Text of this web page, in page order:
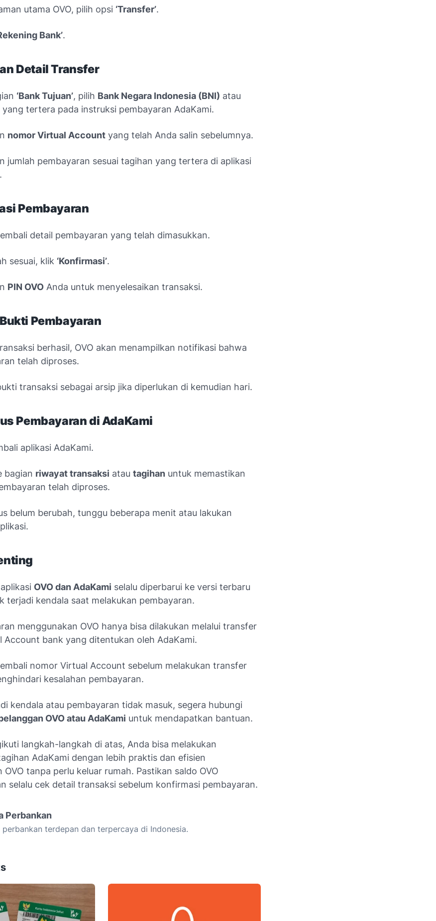
utama OVO, pilih opsi ‘Transfer’.
Bank’.
Detail Transfer
‘Bank Tujuan’, pilih Bank Negara Indonesia (BNI) atau
yang tertera pada instruksi pembayaran AdaKami.
nomor Virtual Account yang telah Anda salin sebelumnya.
jumlah pembayaran sesuai tagihan yang tertera di aplikasi
Pembayaran
detail pembayaran yang telah dimasukkan.
sesuai, klik ‘Konfirmasi’.
PIN OVO Anda untuk menyelesaikan transaksi.
Pembayaran
berhasil, OVO akan menampilkan notifikasi bahwa
telah diproses.
transaksi sebagai arsip jika diperlukan di kemudian hari.
Pembayaran di AdaKami
aplikasi AdaKami.
bagian riwayat transaksi atau tagihan untuk memastikan
telah diproses.
belum berubah, tunggu beberapa menit atau lakukan
OVO dan AdaKami selalu diperbarui ke versi terbaru
terjadi kendala saat melakukan pembayaran.
menggunakan OVO hanya bisa dilakukan melalui transfer
Account bank yang ditentukan oleh AdaKami.
nomor Virtual Account sebelum melakukan transfer
kesalahan pembayaran.
kendala atau pembayaran tidak masuk, segera hubungi
OVO atau AdaKami untuk mendapatkan bantuan.
langkah-langkah di atas, Anda bisa melakukan
AdaKami dengan lebih praktis dan efisien
OVO tanpa perlu keluar rumah. Pastikan saldo OVO
selalu cek detail transaksi sebelum konfirmasi pembayaran.
Perbankan
perbankan terdepan dan terpercaya di Indonesia.